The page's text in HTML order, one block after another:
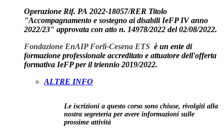
Operazione Rif. PA 2022-18057/RER Titolo
"Accompagnamento e sostegno ai disabili IeFP IV anno
2022/23" approvata con atto n. 14978/2022 del 02/08/2022.
Fondazione EnAIP Forlì-Cesena ETS è un ente di
formazione professionale accreditato e attuatore dell'offerta
formativa IeFP per il triennio 2019/2022.
ALTRE INFO
Le iscrizioni a questo corso sono chiuse, rivolgiti alla
nostra segreteria per avere informazioni sulle
prossime attività